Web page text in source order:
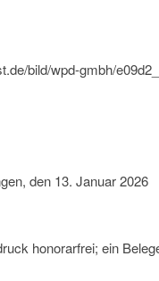
bild/wpd-gmbh/
den 13. Januar 2026
honorarfrei; ein